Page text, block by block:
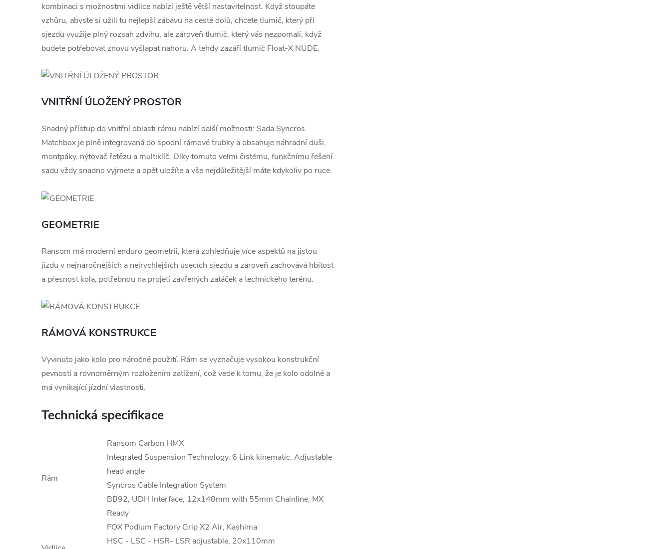
kombinaci s možnostmi vidlice nabízí ještě větší nastavitelnost. Když stoupáte
vzhůru, abyste si užili tu nejlepší zábavu na cestě dolů, chcete tlumič, který při
sjezdu využije plný rozsah zdvihu, ale zároveň tlumič, který vás nezpomalí, když
budete potřebovat znovu vyšlapat nahoru. A tehdy zazáří tlumič Float-X NUDE.
VNITŘNÍ ÚLOŽENÝ PROSTOR
Snadný přístup do vnitřní oblasti rámu nabízí další možnosti: Sada Syncros
Matchbox je plně integrovaná do spodní rámové trubky a obsahuje náhradní duši,
montpáky, nýtovač řetězu a multiklíč. Díky tomuto velmi čistému, funkčnímu řešení
sadu vždy snadno vyjmete a opět uložíte a vše nejdůležitější máte kdykoliv po ruce.
GEOMETRIE
Ransom má moderní enduro geometrii, která zohledňuje více aspektů na jistou
jízdu v nejnáročnějších a nejrychlejších úsecích sjezdu a zároveň zachovává hbitost
a přesnost kola, potřebnou na projetí zavřených zatáček a technického terénu.
RÁMOVÁ KONSTRUKCE
Vyvinuto jako kolo pro náročné použití. Rám se vyznačuje vysokou konstrukční
pevností a rovnoměrným rozložením zatížení, což vede k tomu, že je kolo odolné a
má vynikající jízdní vlastnosti.
Technická specifikace
Rám
Ransom Carbon HMX
Integrated Suspension Technology, 6 Link kinematic, Adjustable
head angle
Syncros Cable Integration System
BB92, UDH Interface, 12x148mm with 55mm Chainline, MX
Ready
FOX Podium Factory Grip X2 Air, Kashima
HSC - LSC - HSR- LSR adjustable, 20x110mm